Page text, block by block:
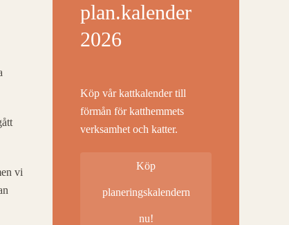
vi
plan.kalender
2026
Köp vår kattkalender till
förmån för katthemmets
verksamhet och katter.
Köp
planeringskalendern
nu!